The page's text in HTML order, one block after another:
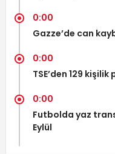
0:00
Gazze’de can
0:00
TSE’den 129 kişilik
0:00
Futbolda yaz
Eylül